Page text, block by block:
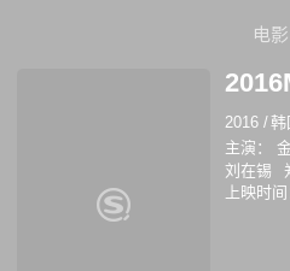
电影
2016 /韩
主演：
刘在锡
上映时间